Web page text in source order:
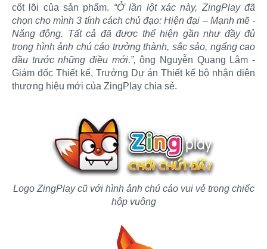
cốt lõi của sản phẩm. “Ở lần lột xác này, ZingPlay đã
chọn cho mình 3 tính cách chủ đạo: Hiện đại – Mạnh mẽ -
Năng động. Tất cả đã được thể hiện gần như đầy đủ
trong hình ảnh chú cáo trưởng thành, sắc sảo, ngẩng cao
đầu trước những điều mới.”,ông Nguyễn Quang Lâm -
Giám đốc Thiết kế, Trưởng Dự án Thiết kế bộ nhận diện
thương hiệu mới của ZingPlay chia sẻ.
Logo ZingPlay cũ với hình ảnh chú cáo vui vẻ trong chiếc
hộp vuông